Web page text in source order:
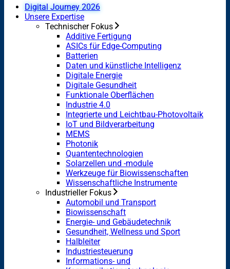
Digital Journey 2026
Unsere Expertise
Technischer Fokus
Additive Fertigung
ASICs für Edge-Computing
Batterien
Daten und künstliche Intelligenz
Digitale Energie
Digitale Gesundheit
Funktionale Oberflächen
Industrie 4.0
Integrierte und Leichtbau-Photovoltaik
IoT und Bildverarbeitung
MEMS
Photonik
Quantentechnologien
Solarzellen und -module
Werkzeuge für Biowissenschaften
Wissenschaftliche Instrumente
Industrieller Fokus
Automobil und Transport
Biowissenschaft
Energie- und Gebäudetechnik
Gesundheit, Wellness und Sport
Halbleiter
Industriesteuerung
Informations- und